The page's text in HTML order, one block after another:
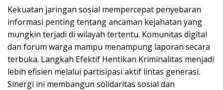
Kekuatan jaringan sosial mempercepat penyebaran
informasi penting tentang ancaman kejahatan yang
mungkin terjadi di wilayah tertentu. Komunitas digital
dan forum warga mampu menampung laporan secara
terbuka. Langkah Efektif Hentikan Kriminalitas menjadi
lebih efisien melalui partisipasi aktif lintas generasi.
Sinergi ini membangun solidaritas sosial dan